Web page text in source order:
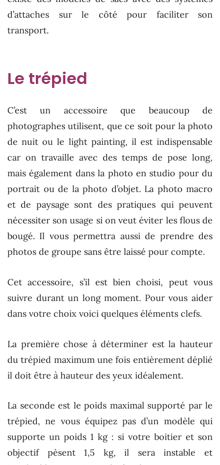
d’attaches sur le côté pour faciliter son
transport.
Le trépied
C’est un accessoire que beaucoup de
photographes utilisent, que ce soit pour la photo
de nuit ou le light painting, il est indispensable
car on travaille avec des temps de pose long,
mais également dans la photo en studio pour du
portrait ou de la photo d’objet. La photo macro
et de paysage sont des pratiques qui peuvent
nécessiter son usage si on veut éviter les flous de
bougé. Il vous permettra aussi de prendre des
photos de groupe sans être laissé pour compte.
Cet accessoire, s’il est bien choisi, peut vous
suivre durant un long moment. Pour vous aider
dans votre choix voici quelques éléments clefs.
La première chose à déterminer est la hauteur
du trépied maximum une fois entièrement déplié
il doit être à hauteur des yeux idéalement.
La seconde est le poids maximal supporté par le
trépied, ne vous équipez pas d’un modèle qui
supporte un poids 1 kg : si votre boitier et son
objectif pèsent 1,5 kg, il sera instable et